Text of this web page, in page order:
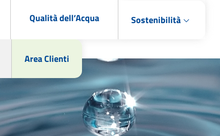
Qualità dell’Acqua Sostenibilità
Area Clienti